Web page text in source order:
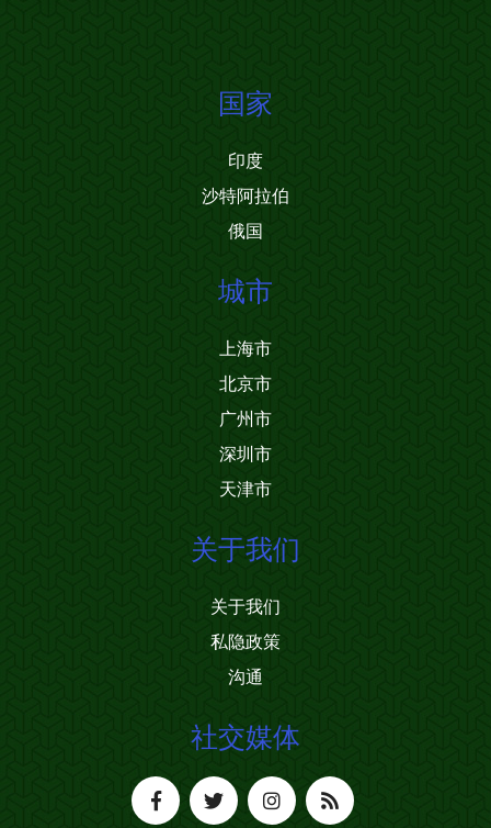
国家
印度
沙特阿拉伯
俄国
城市
上海市
北京市
广州市
深圳市
天津市
关于我们
关于我们
私隐政策
沟通
社交媒体